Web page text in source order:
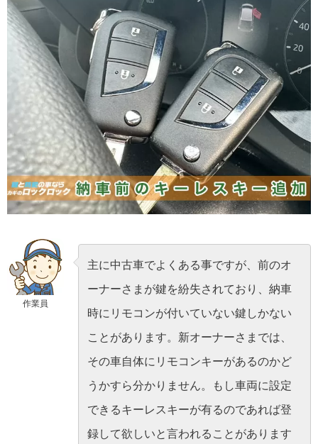
作業員
主に中古車でよくある事ですが、前のオ
ーナーさまが鍵を紛失されており、納車
時にリモコンが付いていない鍵しかない
ことがあります。新オーナーさまでは、
その車自体にリモコンキーがあるのかど
うかすら分かりません。もし車両に設定
できるキーレスキーが有るのであれば登
録して欲しいと言われることがあります